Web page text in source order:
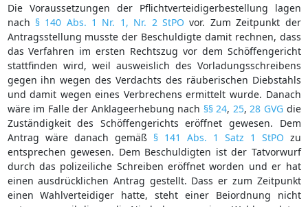
Die Voraussetzungen der Pflichtverteidigerbestellung lagen
nach § 140 Abs. 1 Nr. 1, Nr. 2 StPO vor. Zum Zeitpunkt der
Antragsstellung musste der Beschuldigte damit rechnen, dass
das Verfahren im ersten Rechtszug vor dem Schöffengericht
stattfinden wird, weil ausweislich des Vorladungsschreibens
gegen ihn wegen des Verdachts des räuberischen Diebstahls
und damit wegen eines Verbrechens ermittelt wurde. Danach
wäre im Falle der Anklageerhebung nach §§ 24, 25, 28 GVGdie
Zuständigkeit des Schöffengerichts eröffnet gewesen. Dem
Antrag wäre danach gemäß § 141 Abs. 1 Satz 1 StPO zu
entsprechen gewesen. Dem Beschuldigten ist der Tatvorwurf
durch das polizeiliche Schreiben eröffnet worden und er hat
einen ausdrücklichen Antrag gestellt. Dass er zum Zeitpunkt
einen Wahlverteidiger hatte, steht einer Beiordnung nicht